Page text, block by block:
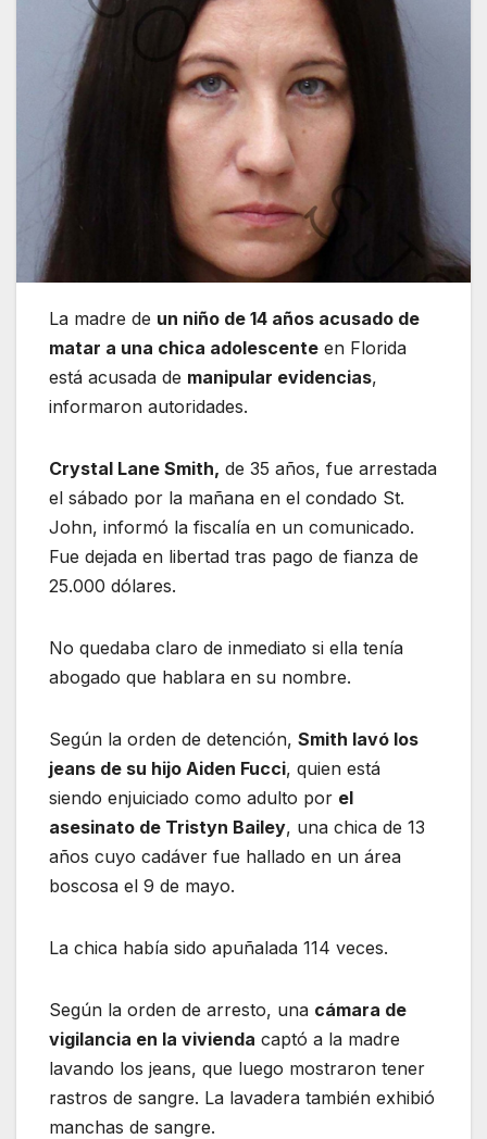
La madre de un niño de 14 años acusado de
matar a una chica adolescente en Florida
está acusada de manipular evidencias,
informaron autoridades.
Crystal Lane Smith, de 35 años, fue arrestada
el sábado por la mañana en el condado St.
John, informó la fiscalía en un comunicado.
Fue dejada en libertad tras pago de fianza de
25.000 dólares.
No quedaba claro de inmediato si ella tenía
abogado que hablara en su nombre.
Según la orden de detención, Smith lavó los
jeans de su hijo Aiden Fucci, quien está
siendo enjuiciado como adulto por el
asesinato de Tristyn Bailey, una chica de 13
años cuyo cadáver fue hallado en un área
boscosa el 9 de mayo.
La chica había sido apuñalada 114 veces.
Según la orden de arresto, una cámara de
vigilancia en la vivienda captó a la madre
lavando los jeans, que luego mostraron tener
rastros de sangre. La lavadera también exhibió
manchas de sangre.